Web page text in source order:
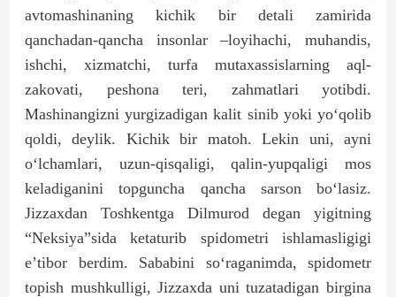
avtomashinaning kichik bir detali zamirida
qanchadan-qancha insonlar –loyihachi, muhandis,
ishchi, xizmatchi, turfa mutaxassislarning aql-
zakovati, peshona teri, zahmatlari yotibdi.
Mashinangizni yurgizadigan kalit sinib yoki yo‘qolib
qoldi, deylik. Kichik bir matoh. Lekin uni, ayni
o‘lchamlari, uzun-qisqaligi, qalin-yupqaligi mos
keladiganini topguncha qancha sarson bo‘lasiz.
Jizzaxdan Toshkentga Dilmurod degan yigitning
“Neksiya”sida ketaturib spidometri ishlamasligigi
e’tibor berdim. Sababini so‘raganimda, spidometr
topish mushkulligi, Jizzaxda uni tuzatadigan birgina